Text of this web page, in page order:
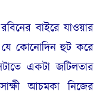
বাইরে যাওয়ার
যে কোনোদিন হুট করে
একটা জটিলতার
আচমকা নিজের